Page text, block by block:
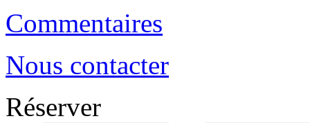
Commentaires
Nous contacter
Réserver